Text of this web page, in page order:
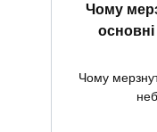
Чому
Чому